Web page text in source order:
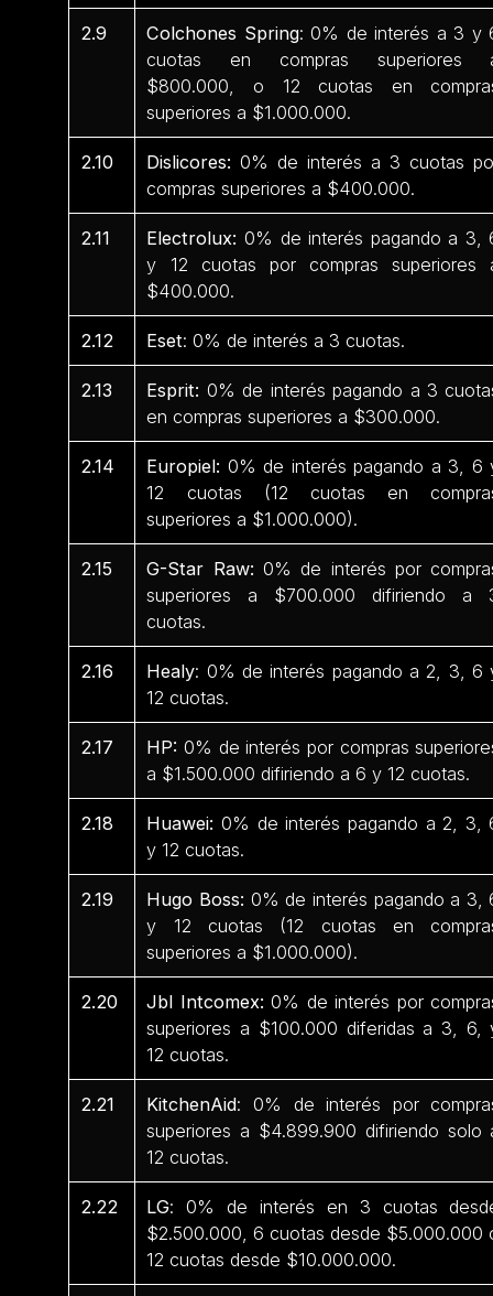
2.9 Colchones Spring: 0% de interés a 3 y
cuotas en compras superiores
$800.000, o 12 cuotas en
superiores a $1.000.000.
2.10 Dislicores: 0% de interés a 3 cuotas
compras superiores a $400.000.
2.11 Electrolux: 0% de interés pagando a 3,
y 12 cuotas por compras superiores
$400.000.
2.12 Eset: 0% de interés a 3 cuotas.
2.13 Esprit: 0% de interés pagando a 3
en compras superiores a $300.000.
2.14 Europiel: 0% de interés pagando a 3, 6
12 cuotas (12 cuotas en
superiores a $1.000.000).
2.15 G-Star Raw: 0% de interés por
superiores a $700.000 difiriendo a
cuotas.
2.16 Healy: 0% de interés pagando a 2, 3, 6
12 cuotas.
2.17 HP: 0% de interés por compras
a $1.500.000 difiriendo a 6 y 12 cuotas.
2.18 Huawei: 0% de interés pagando a 2, 3,
y 12 cuotas.
2.19 Hugo Boss: 0% de interés pagando a 3,
y 12 cuotas (12 cuotas en
superiores a $1.000.000).
2.20 Jbl Intcomex: 0% de interés por
superiores a $100.000 diferidas a 3, 6,
12 cuotas.
2.21 KitchenAid: 0% de interés por
superiores a $4.899.900 difiriendo solo
12 cuotas.
2.22 LG: 0% de interés en 3 cuotas
$2.500.000, 6 cuotas desde $5.000.000
12 cuotas desde $10.000.000.